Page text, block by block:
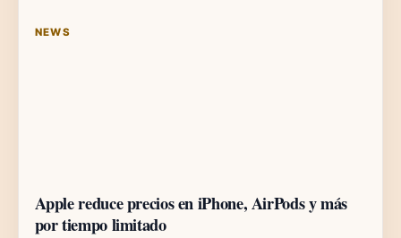
NEWS
Apple reduce precios en iPhone, AirPods y más
por tiempo limitado